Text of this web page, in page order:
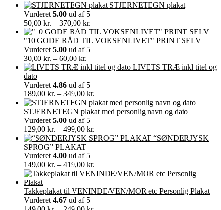
STJERNETEGN plakat
Vurderet 5.00 ud af 5
50,00 kr. – 370,00 kr.
50,00 kr.
til
"10 GODE RÅD TIL VOKSENLIVET" PRINT SELV
Vurderet 5.00 ud af 5
30,00 kr. – 60,00 kr.
30,00 kr.
60,00 kr.
LIVETS TRÆ inkl titel og
dato
Vurderet 4.86 ud af 5
189,00 kr. – 349,00 kr.
189,00 kr.
til
STJERNETEGN plakat med personlig navn og dato
Vurderet 5.00 ud af 5
129,00 kr. – 499,00 kr.
129,00 kr.
“SØNDERJYSK
SPROG” PLAKAT
Vurderet 4.00 ud af 5
149,00 kr. – 419,00 kr.
149,00 kr.
419,00 kr.
Takkeplakat til VENINDE/VEN/MOR etc Personlig Plakat
Vurderet 4.67 ud af 5